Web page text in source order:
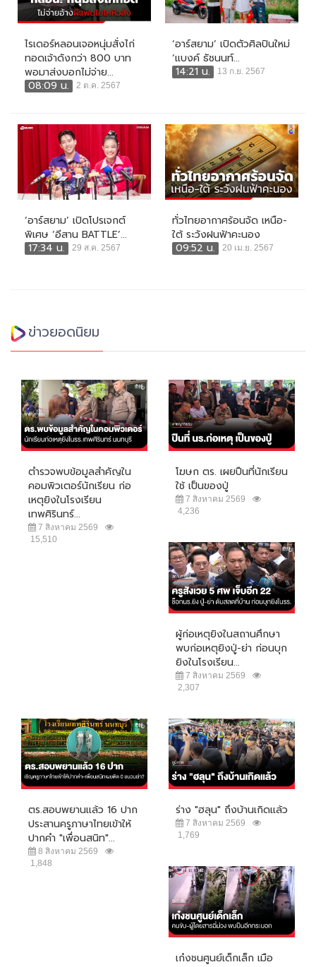
ไรเดอร์หลอนเจอหนุ่มสั่งไก่
ทอดเจ้าดังกว่า 800 บาท
พอมาส่งบอกไม่จ่าย...
08:09 น.
2 ต.ค. 2567
‘อาร์สยาม’ เปิดตัวศิลปินใหม่
‘แบงค์ ธัชนนท์...
14:21 น.
13 ก.ย. 2567
‘อาร์สยาม’ เปิดโปรเจกต์
พิเศษ ‘อีสาน BATTLE’...
17:34 น.
29 ส.ค. 2567
ทั่วไทยอากาศร้อนจัด เหนือ-
ใต้ ระวังฝนฟ้าคะนอง
09:52 น.
20 เม.ย. 2567
ข่าวยอดนิยม
ตำรวจพบข้อมูลสำคัญใน
คอมพิวเตอร์นักเรียน ก่อ
เหตุยิงในโรงเรียน
เทพศิรินทร์...
7 สิงหาคม 2569
15,510
โฆษก ตร. เผยปืนที่นักเรียน
ใช้ เป็นของปู่
7 สิงหาคม 2569
4,236
ผู้ก่อเหตุยิงในสถานศึกษา
พบก่อเหตุยิงปู่-ย่า ก่อนบุก
ยิงในโรงเรียน...
7 สิงหาคม 2569
2,307
ตร.สอบพยานแล้ว 16 ปาก
ประสานครูภาษาไทยเข้าให้
ปากคำ "เพื่อนสนิท"...
8 สิงหาคม 2569
1,848
ร่าง "ฮลุน" ถึงบ้านเกิดแล้ว
7 สิงหาคม 2569
1,769
เก๋งชนศูนย์เด็กเล็ก เมือ